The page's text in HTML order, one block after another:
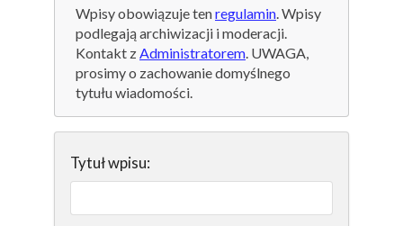
Wpisy obowiązuje tenregulamin. Wpisy
podlegają archiwizacji i moderacji.
Kontakt zAdministratorem. UWAGA,
prosimy o zachowanie domyślnego
tytułu wiadomości.
Tytuł wpisu: